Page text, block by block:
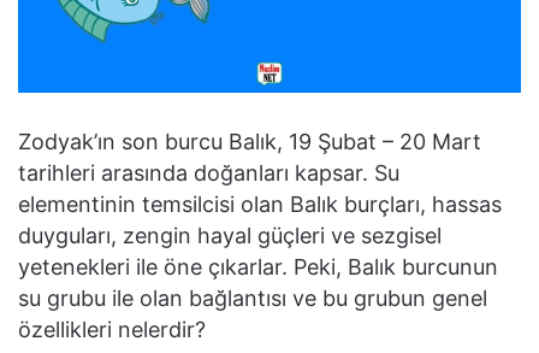
Zodyak’ın son burcu Balık, 19 Şubat – 20 Mart
tarihleri arasında doğanları kapsar. Su
elementinin temsilcisi olan Balık burçları, hassas
duyguları, zengin hayal güçleri ve sezgisel
yetenekleri ile öne çıkarlar. Peki, Balık burcunun
su grubu ile olan bağlantısı ve bu grubun genel
özellikleri nelerdir?